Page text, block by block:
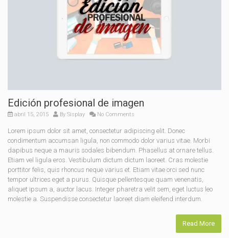
Edición profesional de imagen
abril 15, 2015 By Sisplay No Comments
Lorem ipsum dolor sit amet, consectetur adipiscing elit. Donec
condimentum accumsan ligula, non commodo dolor varius vitae. Morbi
dapibus neque a mauris sodales bibendum. Phasellus at ornare tellus.
Etiam vel ligula eros. Vestibulum dictum dictum laoreet. Cras molestie
porttitor felis, quis rhoncus neque varius et. Etiam vitae orci sed nunc
tempor ultrices eget a purus. Quisque pellentesque quam venenatis,
aliquet ipsum a, auctor lacus. Integer pharetra velit sem, eget luctus leo
molestie a. Suspendisse consectetur laoreet diam eleifend interdum.
Read More